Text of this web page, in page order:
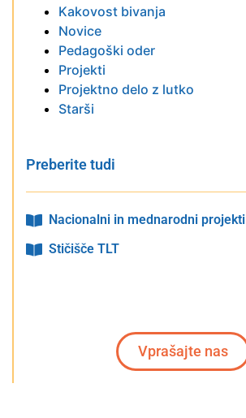
Kakovost bivanja
Novice
Pedagoški oder
Projekti
Projektno delo z lutko
Starši
Preberite tudi
Nacionalni in mednarodni projekti
Stičišče TLT
Vprašajte nas